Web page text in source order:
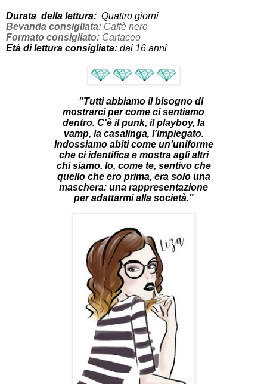
Durata della lettura: Quattro giorni
Bevanda consigliata: Caffè nero
Formato consigliato: Cartaceo
Età di lettura consigliata: dai 16 anni
"Tutti abbiamo il bisogno di
mostrarci per come ci sentiamo
dentro. C'è il punk, il playboy, la
vamp, la casalinga, l'impiegato.
Indossiamo abiti come un'uniforme
che ci identifica e mostra agli altri
chi siamo. Io, come te, sentivo che
quello che ero prima, era solo una
maschera: una rappresentazione
per adattarmi alla società."